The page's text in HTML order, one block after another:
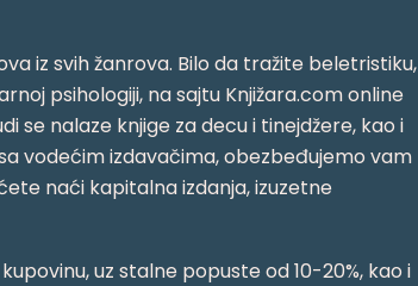
iz svih žanrova. Bilo da tražite beletristiku,
psihologiji, na sajtu Knjižara.com online
se nalaze knjige za decu i tinejdžere, kao i
vodećim izdavačima, obezbeđujemo vam
naći kapitalna izdanja, izuzetne
uz stalne popuste od 10-20%, kao i